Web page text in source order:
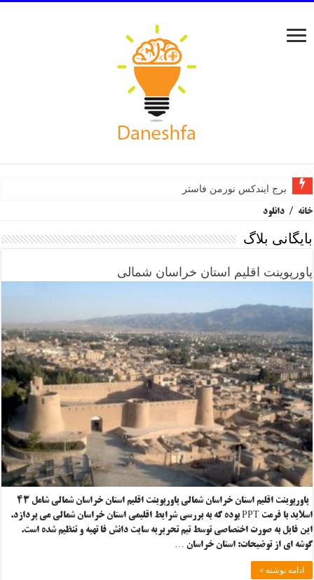
برج ایندکس نورمن فاستر
خانه / دانلود
بایگانی بلاگ
پاورپوینت اقلیم استان خراسان شمالی
پاورپوینت اقلیم استان خراسان شمالی پاورپوینت اقلیم استان خراسان شمالی شامل ۴۳
اسلاید با فرمت PPT بوده که به بررسی شرایط اقلیمی استان خراسان شمالی می پردازد.
این فایل به صورت اختصاصی توسط تیم تحریریه سایت دانش فا تهیه و تنظیم شده است.
گوشه ای از توضیحات: استان خراسان …
ادامه نوشته »